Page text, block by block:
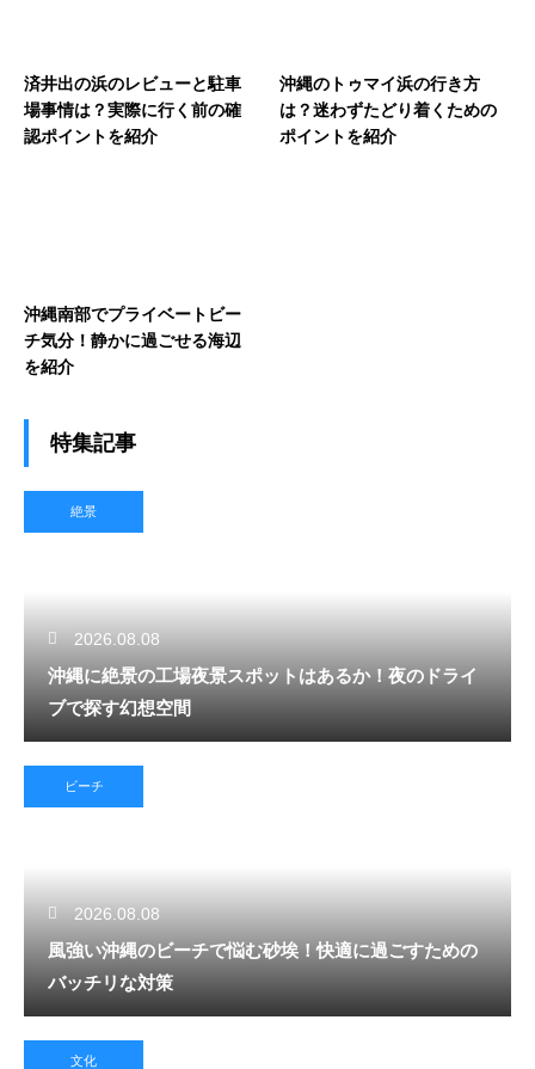
済井出の浜のレビューと駐車
場事情は？実際に行く前の確
認ポイントを紹介
沖縄のトゥマイ浜の行き方
は？迷わずたどり着くための
ポイントを紹介
沖縄南部でプライベートビー
チ気分！静かに過ごせる海辺
を紹介
特集記事
絶景
2026.08.08
沖縄に絶景の工場夜景スポットはあるか！夜のドライ
ブで探す幻想空間
ビーチ
2026.08.08
風強い沖縄のビーチで悩む砂埃！快適に過ごすための
バッチリな対策
文化